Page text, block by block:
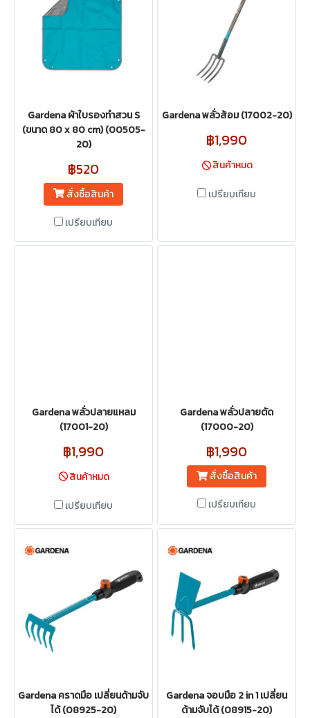
Gardena ผ้าใบรองทำสวน S
(ขนาด 80 x 80 cm) (00505-
20)
฿520
สั่งซื้อสินค้า
เปรียบเทียบ
Gardena พลั่วส้อม (17002-20)
฿1,990
สินค้าหมด
เปรียบเทียบ
Gardena พลั่วปลายแหลม
(17001-20)
฿1,990
สินค้าหมด
เปรียบเทียบ
Gardena พลั่วปลายตัด
(17000-20)
฿1,990
สั่งซื้อสินค้า
เปรียบเทียบ
Gardena คราดมือ เปลี่ยนด้ามจับ
ได้ (08925-20)
Gardena จอบมือ 2 in 1 เปลี่ยน
ด้ามจับได้ (08915-20)